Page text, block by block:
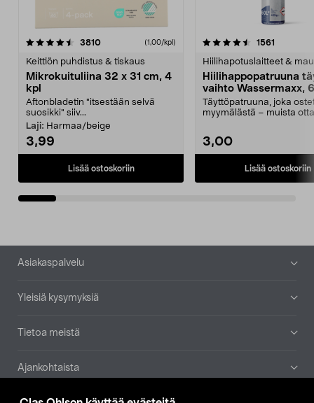
3810arvostelut (1,00/kpl)
Keittiön puhdistus & tiskaus
Mikrokuituliina 32 x 31 cm, 4
kpl
Aftonbladetin "itsestään selvä
suosikki" siiv...
Laji: Harmaa/beige
3,99
Lisää ostoskoriin
4.5viidestä
1561
Hiilihapotuslaitteet &
Hiilihappopatruuna
vaihto Wassermaxx,
Täyttöpatruuna, joka
myymälästä – muista
3,00
Lisää ostoskoriin
4.5viidestä
Alatunniste
Asiakaspalvelu
Yleisiä kysymyksiä
Tietoa meistä
Ajankohtaista